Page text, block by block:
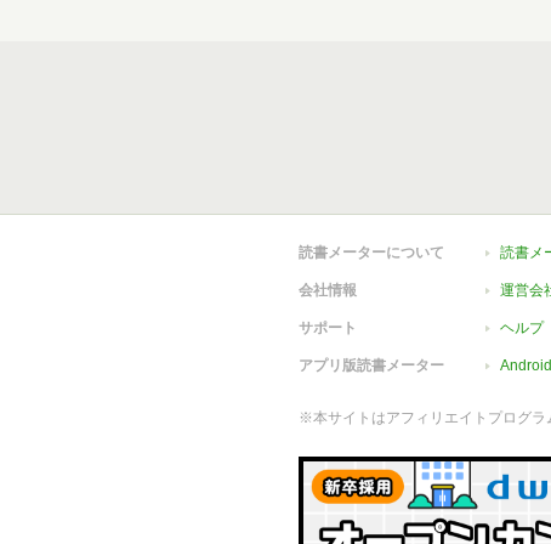
読書メーターについて 読書メ
会社情報 運営会
サポート ヘルプ
アプリ版読書メーター
※本サイトはアフィリエイトプログラ